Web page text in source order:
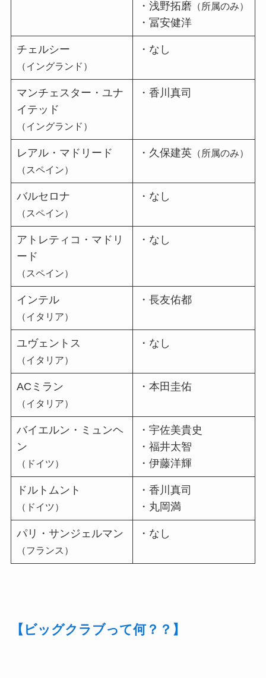
・浅野拓磨 （所属のみ）
・冨安健洋
チェルシー
（イングランド）
・なし
マンチェスター・ユナ
イテッド
（イングランド）
・香川真司
レアル・マドリード
（スペイン）
・久保建英（所属のみ）
バルセロナ
（スペイン）
・なし
アトレティコ・マドリ
ード
（スペイン）
・なし
インテル
（イタリア）
・長友佑都
ユヴェントス
（イタリア）
・なし
ACミラン
（イタリア）
・本田圭佑
バイエルン・ミュンヘ
ン
（ドイツ）
・宇佐美貴史
・福井太智
・伊藤洋輝
ドルトムント
（ドイツ）
・香川真司
・丸岡満
パリ・サンジェルマン
（フランス）
・なし
【ビッグクラブって何？？】